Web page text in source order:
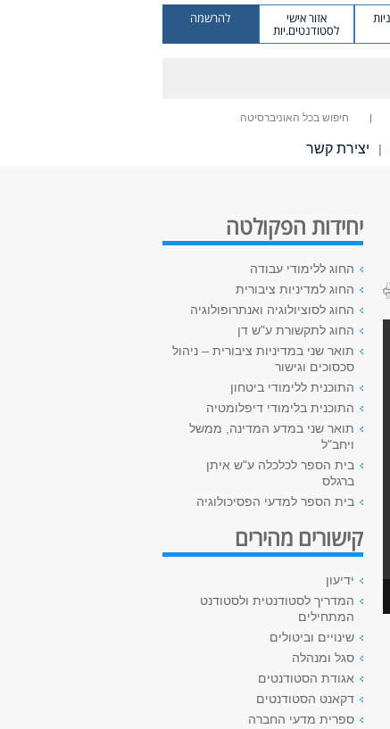
אזור אישי
לסטודנטים.יות
להרשמה
חיפוש בכל האוניברסיטה
| יצירת קשר
יחידות הפקולטה
החוג ללימודי עבודה
החוג למדיניות ציבורית
החוג לסוציולוגיה ואנתרופולוגיה
החוג לתקשורת ע"ש דן
תואר שני במדיניות ציבורית – ניהול
סכסוכים וגישור
התוכנית ללימודי ביטחון
התוכנית בלימודי דיפלומטיה
תואר שני במדע המדינה, ממשל
ויחב"ל
בית הספר לכלכלה ע"ש איתן
ברגלס
בית הספר למדעי הפסיכולוגיה
קישורים מהירים
ידיעון
המדריך לסטודנטית ולסטודנט
המתחילים
שינויים וביטולים
סגל ומנהלה
אגודת הסטודנטים
דקאנט הסטודנטים
ספרית מדעי החברה